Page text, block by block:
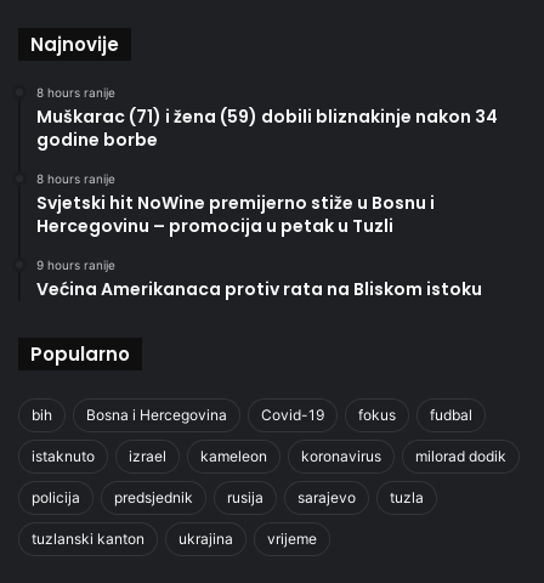
Najnovije
8 hours ranije
Muškarac (71) i žena (59) dobili bliznakinje nakon 34
godine borbe
8 hours ranije
Svjetski hit NoWine premijerno stiže u Bosnu i
Hercegovinu – promocija u petak u Tuzli
9 hours ranije
Većina Amerikanaca protiv rata na Bliskom istoku
Popularno
bih Bosna i Hercegovina Covid-19 fokus fudbal
istaknuto izrael kameleon koronavirus milorad dodik
policija predsjednik rusija sarajevo tuzla
tuzlanski kanton ukrajina vrijeme